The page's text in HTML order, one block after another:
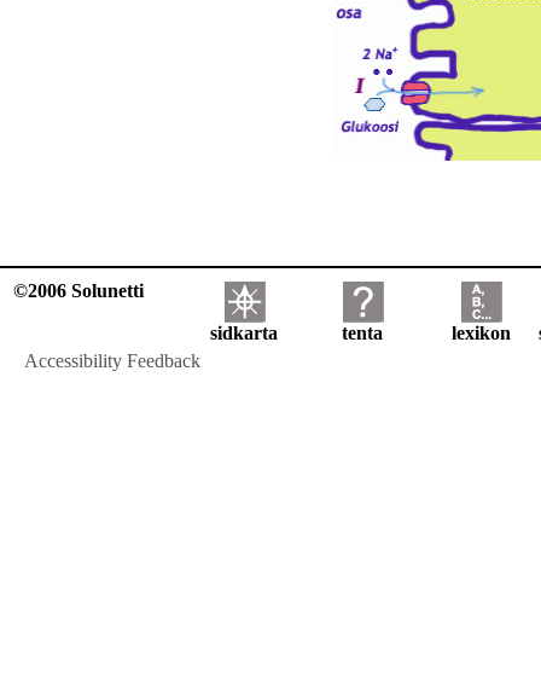
©2006 Solunetti
sidkarta tenta lexikon
Accessibility Feedback